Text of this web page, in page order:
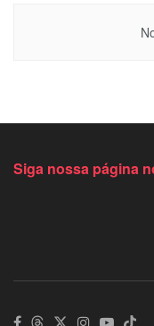
Siga nossa página